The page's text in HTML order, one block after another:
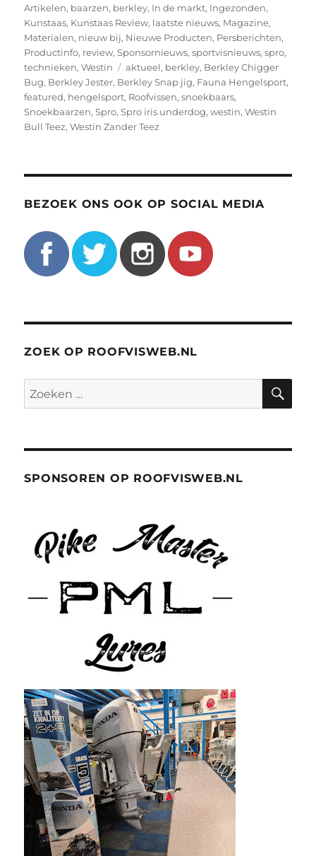
op
Artikelen, baarzen, berkley, In de markt, Ingezonden,
Kunstaas, Kunstaas Review, laatste nieuws, Magazine,
Materialen, nieuw bij, Nieuwe Producten, Persberichten,
Productinfo, review,Sponsornieuws,sportvisnieuws,spro,
technieken,Westin Tags
aktueel, berkley, Berkley Chigger
Bug, Berkley Jester, Berkley Snap jig, Fauna Hengelsport,
featured, hengelsport, Roofvissen,snoekbaars,
Snoekbaarzen,Spro,Spro iris underdog,westin,Westin
Bull Teez,Westin Zander Teez
BEZOEK ONS OOK OP SOCIAL MEDIA
ZOEK OP ROOFVISWEB.NL
Zoeken
naar:
SPONSOREN OP ROOFVISWEB.NL